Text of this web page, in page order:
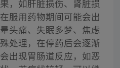
，如肝脏损伤、肾脏损
服用药物期间可能会出
头痛、失眠多梦、焦虑
处理，在停药后会逐渐
出现胃肠道反应，如恶